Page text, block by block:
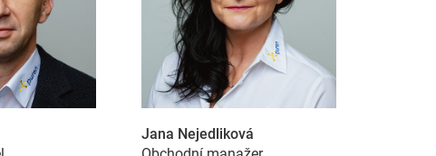
Jana Nejedliková